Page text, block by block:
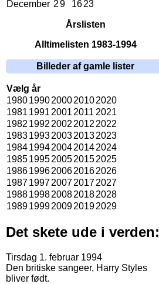
December 29 1623
Årslisten
Alltimelisten 1983-1994
Billeder af gamle lister
Vælg år
19801990200020102020
1981 1991 2001 2011 2021
1982 1992 2002 2012 2022
19831993200320132023
19841994200420142024
19851995200520152025
19861996200620162026
19871997200720172027
19881998200820182028
19891999200920192029
Det skete ude i verden:
Tirsdag 1. februar 1994
Den britiske sangeer, Harry Styles
bliver født.